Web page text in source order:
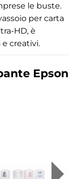
le buste.
per carta
HD, è
creativi.
Epson